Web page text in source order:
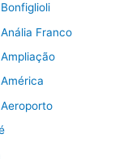
Franco